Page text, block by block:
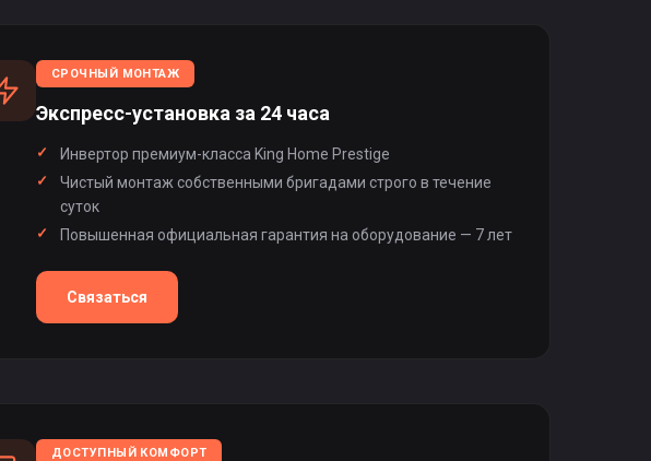
СРОЧНЫЙ МОНТАЖ
Экспресс-установка за 24 часа
Инвертор премиум-класса King Home Prestige
Чистый монтаж собственными бригадами строго в течение
суток
Повышенная официальная гарантия на оборудование — 7 лет
Связаться
ДОСТУПНЫЙ КОМФОРТ